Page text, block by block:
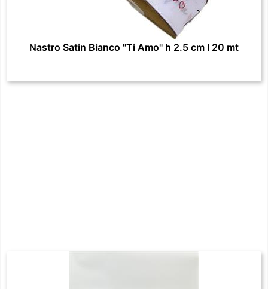
Nastro Satin Bianco "Ti Amo" h 2.5 cm l 20 mt